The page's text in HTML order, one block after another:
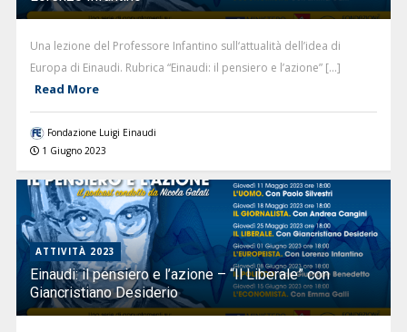
Una lezione del Professore Infantino sull‘attualità dell’idea di
Europa di Einaudi. Rubrica “Einaudi: il pensiero e l’azione” [...]
Read More
Fondazione Luigi Einaudi
1 Giugno 2023
ATTIVITÀ 2023
Einaudi: il pensiero e l’azione – “Il Liberale” con
Giancristiano Desiderio